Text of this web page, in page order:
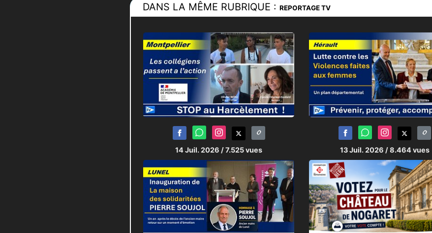
DANS LA MÊME RUBRIQUE :REPORTAGE TV
14 Juil. 2026 / 7.525 vues 13 Juil. 2026 / 8.464 vues